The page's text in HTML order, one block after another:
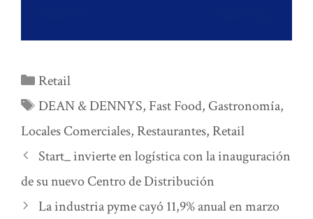
Categorías
Retail
Etiquetas
DEAN & DENNYS, Fast Food, Gastronomía,
Locales Comerciales, Restaurantes, Retail
Start_ invierte en logística con la inauguración
de su nuevo Centro de Distribución
La industria pyme cayó 11,9% anual en marzo